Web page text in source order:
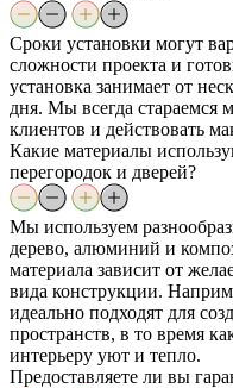
Сроки установки могут
сложности проекта и
установка занимает от
дня. Мы всегда стараемся
клиентов и действовать
Какие материалы
перегородок и дверей?
Мы используем
дерево, алюминий и
материала зависит от
вида конструкции.
идеально подходят для
пространств, в то время
интерьеру уют и тепло.
Предоставляете ли вы